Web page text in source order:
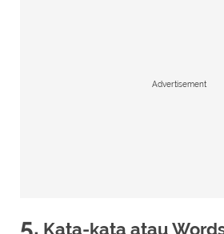
Advertisement
5. Kata-kata atau